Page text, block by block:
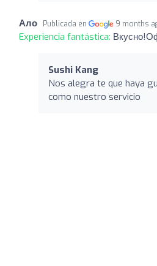
Ало Publicada en 9 months
Experiencia fantástica:
Sushi Kang
Nos alegra te que haya
como nuestro servicio